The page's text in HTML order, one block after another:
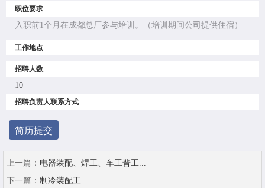
职位要求
入职前1个月在成都总厂参与培训。（培训期间公司提供住宿）
工作地点
招聘人数
10
招聘负责人联系方式
简历提交
上一篇： 电器装配、焊工、车工普工...
下一篇： 制冷装配工